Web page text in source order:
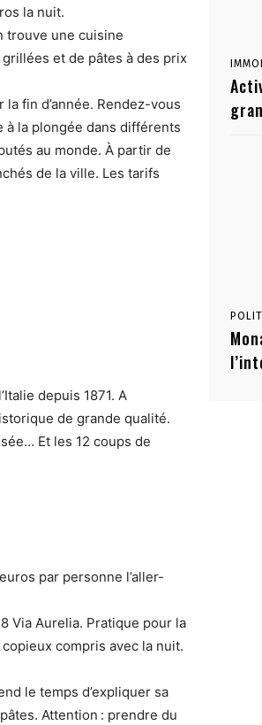
la nuit.
trouve une cuisine
et de pâtes à des prix
fin d’année. Rendez-vous
à la plongée dans différents
au monde. À partir de
de la ville. Les tarifs
depuis 1871. A
de grande qualité.
Et les 12 coups de
par personne l’aller-
Via Aurelia. Pratique pour la
compris avec la nuit.
le temps d’expliquer sa
Attention : prendre du